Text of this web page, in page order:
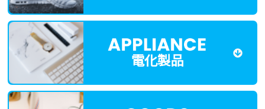
電化製品